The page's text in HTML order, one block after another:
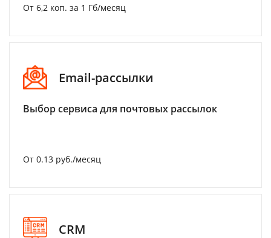
От 6,2 коп. за 1 Гб/месяц
Email-рассылки
Выбор сервиса для почтовых рассылок
От 0.13 руб./месяц
CRM